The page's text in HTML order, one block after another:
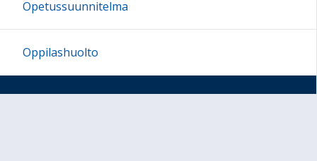
Opetussuunnitelma
Oppilashuolto
Vanhempainyhdistys